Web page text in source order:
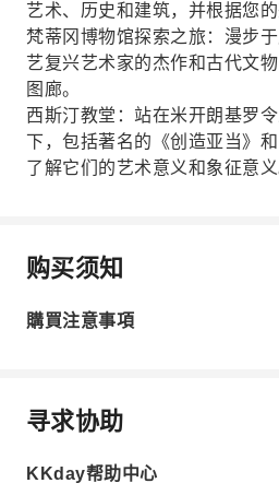
艺术、历史和建筑，并根据您
梵蒂冈博物馆探索之旅：漫步
艺复兴艺术家的杰作和古代文
图廊。
西斯汀教堂：站在米开朗基罗
下，包括著名的《创造亚当》
了解它们的艺术意义和象征意义
购买须知
購買注意事項
寻求协助
KKday帮助中心